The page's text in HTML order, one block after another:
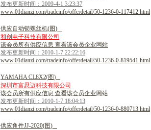
发布更新时间：2009-4-1 3:23:37
www.01dianzi.com/tradeinfo/offerdetail/50-1236-0-117412.html
供应自动锁螺丝机(图)
和创电子科技有限公司
该会员所有供应信息 查看该会员企业网站
发布更新时间：2010-1-7 22:22:16
www.01dianzi.com/tradeinfo/offerdetail/50-1236-0-819541.html
YAMAHA CL8X2(图)
深圳市富思迈科技有限公司
该会员所有供应信息 查看该会员企业网站
发布更新时间：2010-1-7 18:04:13
www.01dianzi.com/tradeinfo/offerdetail/50-1236-0-880713.html
供应角件JJ-2020(图)